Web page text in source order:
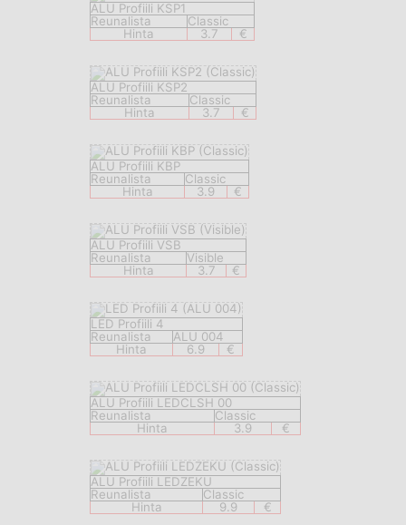
ALU Profiili KSP1
Reunalista
Classic
Hinta
3.7 €
ALU Profiili KSP2
Reunalista
Classic
Hinta
3.7 €
ALU Profiili KBP
Reunalista
Classic
Hinta
3.9 €
ALU Profiili VSB
Reunalista
Visible
Hinta
3.7 €
LED Profiili 4
Reunalista
ALU 004
Hinta
6.9 €
ALU Profiili LEDCLSH 00
Reunalista
Classic
Hinta
3.9 €
ALU Profiili LEDZEKU
Reunalista
Classic
Hinta
9.9 €